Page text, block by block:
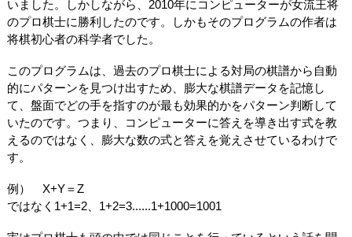
いました。しかしながら、2010年にコンピューターが女流王将
のプロ棋士に勝利したのです。しかもそのプログラムの作者は
将棋初心者の科学者でした。
このプログラムは、過去のプロ棋士による対局の棋譜から自動
的にパターンを見つけ出すため、膨大な棋譜データを記憶し
て、盤面でどの手を指すのが最も効果的かをパターン判断して
いたのです。つまり、コンピューターに答えを導き出す式を教
えるのではなく、膨大な数の式と答えを覚えさせているわけで
す。
例） X+Y＝Z
ではなく1+1=2、1+2=3......1+1000=1001